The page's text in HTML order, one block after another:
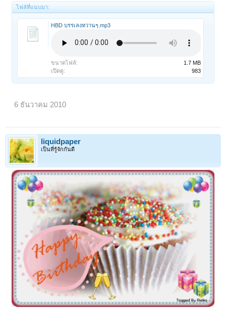
ไฟล์ที่แนบมา:
HBD บรรเลงหวานๆ.mp3
ขนาดไฟล์:
1.7 MB
เปิดดู:
983
6 ธันวาคม 2010
liquidpaper
เป็นที่รู้จักกันดี